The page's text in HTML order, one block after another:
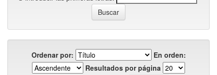
Ordenar por:
En orden:
Resultados por página